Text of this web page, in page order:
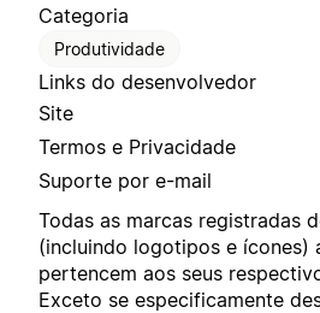
Categoria
Produtividade
Links do desenvolvedor
Site
Termos e Privacidade
Suporte por e-mail
Todas as marcas registradas
(incluindo logotipos e ícones)
pertencem aos seus
Exceto se especificamente